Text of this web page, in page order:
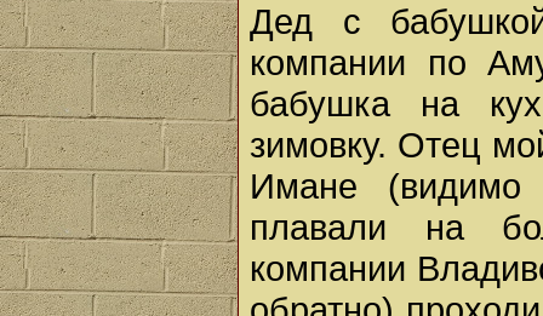
Дед с
компании по
бабушка на
зимовку. Отец
Имане (видимо
плавали на
компании